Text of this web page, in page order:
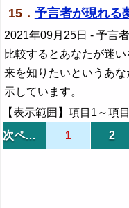
15． 予言者が現れる
2021年09月25日 - 予言
比較するとあなたが迷
来を知りたいというあ
示しています。
【表示範囲】項目1～項
次ページ
1 2